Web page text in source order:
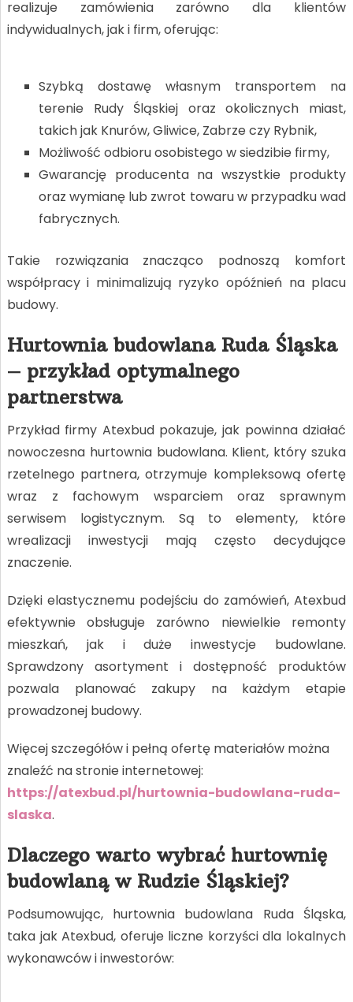
realizuje zamówienia zarówno dla klientów
indywidualnych, jak i firm, oferując:
Szybką dostawę własnym transportem na
terenie Rudy Śląskiej oraz okolicznych miast,
takich jak Knurów, Gliwice, Zabrze czy Rybnik,
Możliwość odbioru osobistego w siedzibie firmy,
Gwarancję producenta na wszystkie produkty
oraz wymianę lub zwrot towaru w przypadku wad
fabrycznych.
Takie rozwiązania znacząco podnoszą komfort
współpracy i minimalizują ryzyko opóźnień na placu
budowy.
Hurtownia budowlana Ruda Śląska
– przykład optymalnego
partnerstwa
Przykład firmy Atexbud pokazuje, jak powinna działać
nowoczesna hurtownia budowlana. Klient, który szuka
rzetelnego partnera, otrzymuje kompleksową ofertę
wraz z fachowym wsparciem oraz sprawnym
serwisem logistycznym. Są to elementy, które
wrealizacji inwestycji mają często decydujące
znaczenie.
Dzięki elastycznemu podejściu do zamówień, Atexbud
efektywnie obsługuje zarówno niewielkie remonty
mieszkań, jak i duże inwestycje budowlane.
Sprawdzony asortyment i dostępność produktów
pozwala planować zakupy na każdym etapie
prowadzonej budowy.
Więcej szczegółów i pełną ofertę materiałów można
znaleźć na stronie internetowej:
https://atexbud.pl/hurtownia-budowlana-ruda-
slaska.
Dlaczego warto wybrać hurtownię
budowlaną w Rudzie Śląskiej?
Podsumowując, hurtownia budowlana Ruda Śląska,
taka jak Atexbud, oferuje liczne korzyści dla lokalnych
wykonawców i inwestorów: